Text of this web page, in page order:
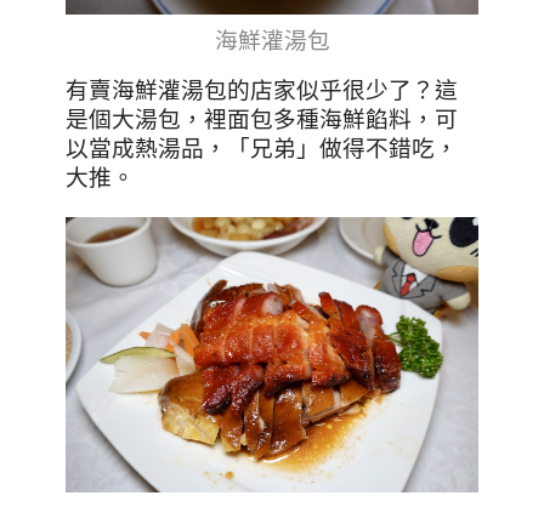
海鮮灌湯包
有賣海鮮灌湯包的店家似乎很少了？這
是個大湯包，裡面包多種海鮮餡料，可
以當成熱湯品，「兄弟」做得不錯吃，
大推。